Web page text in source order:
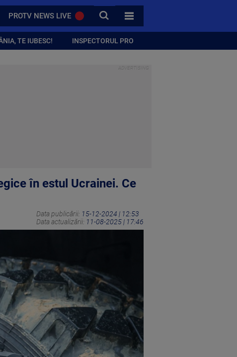
PROTV NEWS LIVE CAUTA
TOATE CATEGORIILE
TE IUBESC! INSPECTORUL PRO
în estul Ucrainei. Ce
Data publicării: 15-12-2024 | 12:53
Data actualizării: 11-08-2025 | 17:46